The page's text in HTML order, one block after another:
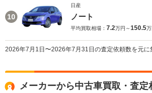
10
日産
ノート
平均買取相場： 7.2万円～150.5万
2026年7月1日〜2026年7月31日の査定依頼数を元に
メーカーから中古車買取・査定